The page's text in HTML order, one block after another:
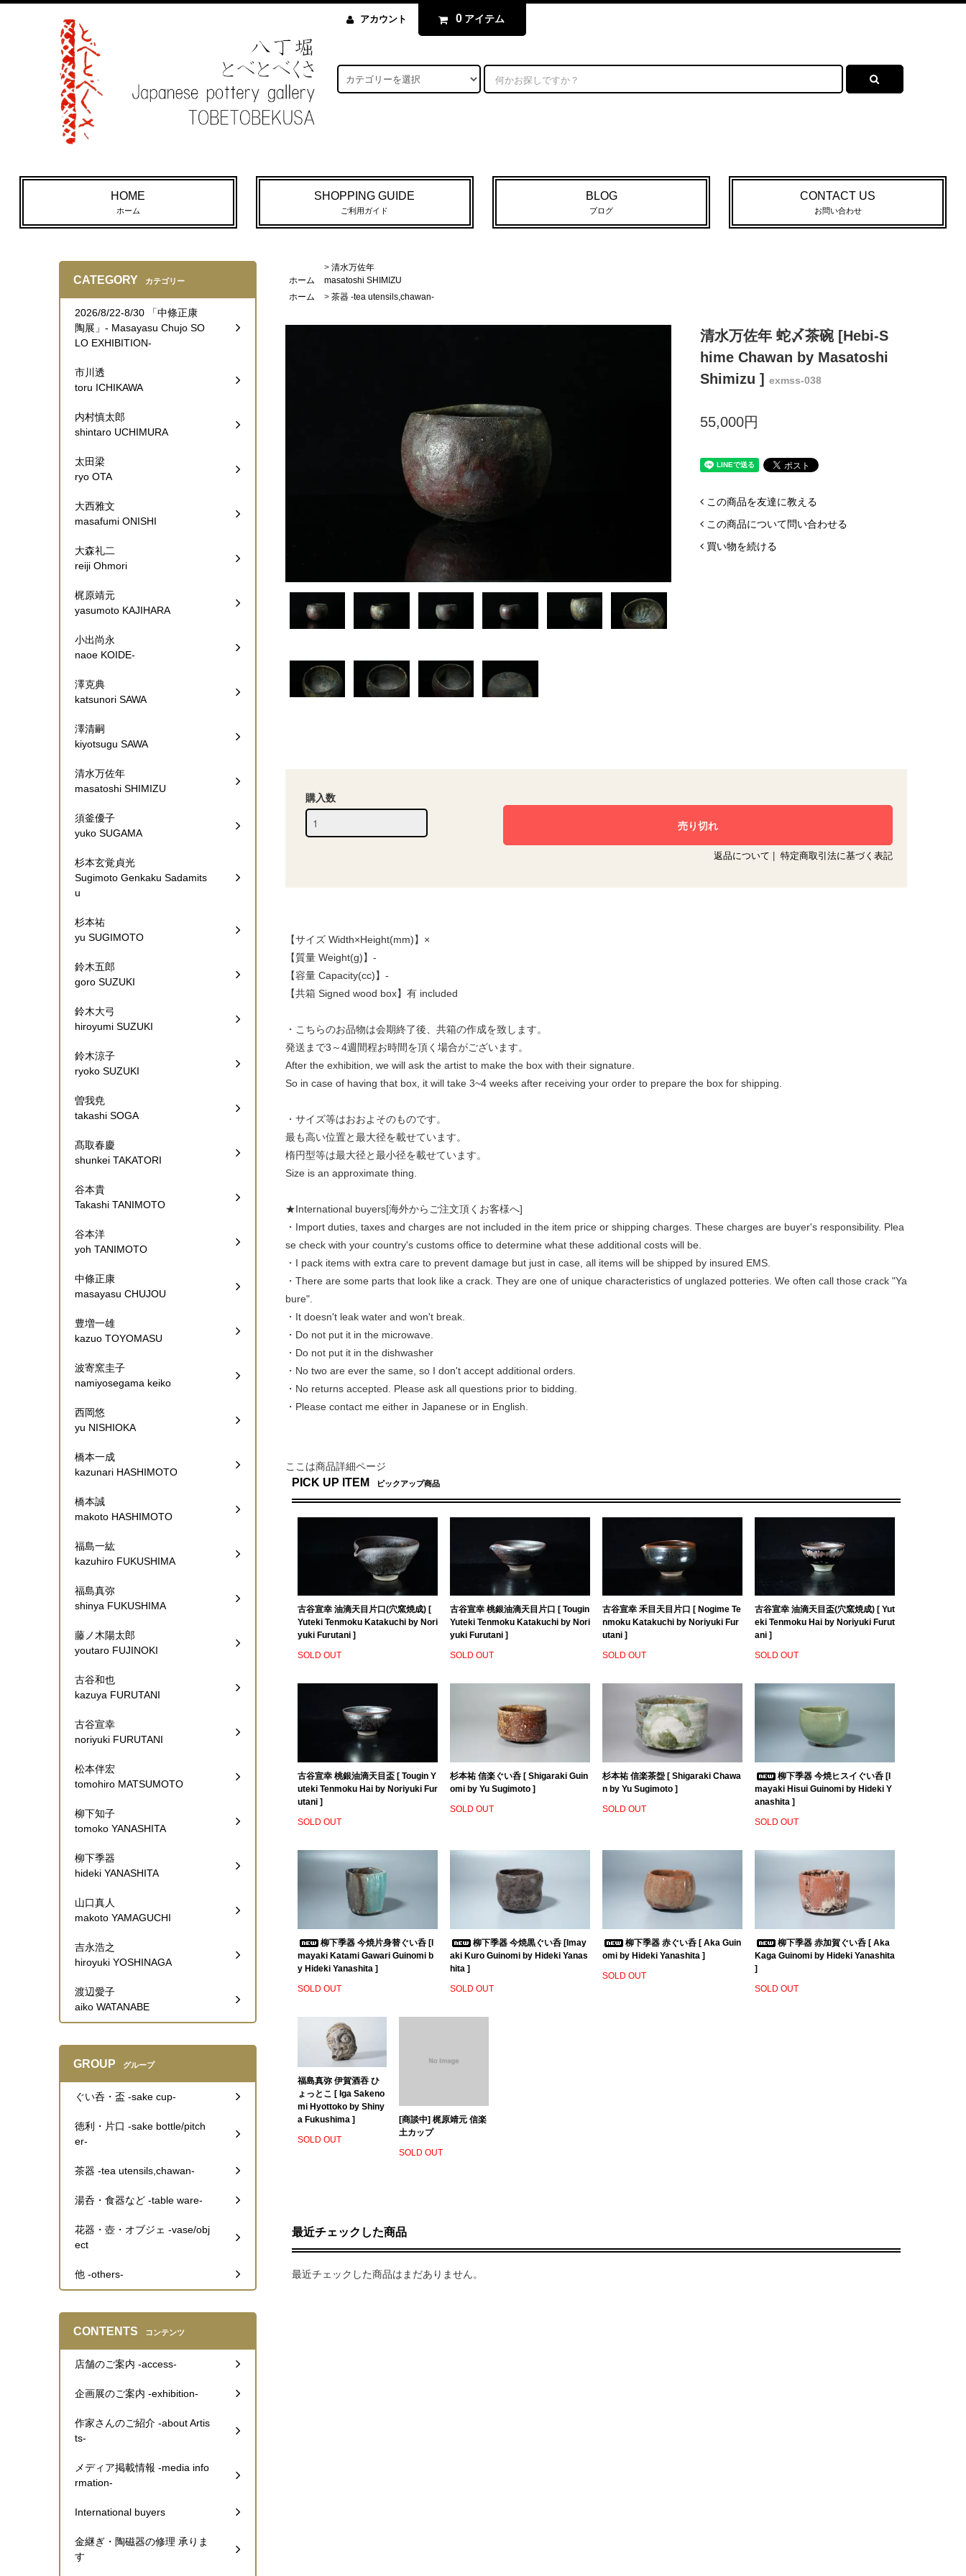
アカウント 0 アイテム
HOME
ホーム
SHOPPING GUIDE
ご利用ガイド
BLOG
ブログ
CONTACT US
お問い合わせ
ホーム
> 清水万佐年
masatoshi SHIMIZU
ホーム
> 茶器 -tea utensils,chawan-
清水万佐年 蛇〆茶碗 [Hebi-S
hime Chawan by Masatoshi
Shimizu ]
exmss-038
55,000円
この商品を友達に教える
この商品について問い合わせる
買い物を続ける
購入数
返品について | 特定商取引法に基づく表記
【サイズ Width×Height(mm)】×
【質量 Weight(g)】-
【容量 Capacity(cc)】-
【共箱 Signed wood box】有 included
・こちらのお品物は会期終了後、共箱の作成を致します。
発送まで3～4週間程お時間を頂く場合がございます。
After the exhibition, we will ask the artist to make the box with their signature.
So in case of having that box, it will take 3~4 weeks after receiving your order to prepare the box for shipping.
・サイズ等はおおよそのものです。
最も高い位置と最大径を載せています。
楕円型等は最大径と最小径を載せています。
Size is an approximate thing.
★International buyers[海外からご注文頂くお客様へ]
・Import duties, taxes and charges are not included in the item price or shipping charges. These charges are buyer's responsibility. Plea
se check with your country's customs office to determine what these additional costs will be.
・I pack items with extra care to prevent damage but just in case, all items will be shipped by insured EMS.
・There are some parts that look like a crack. They are one of unique characteristics of unglazed potteries. We often call those crack "Ya
bure".
・It doesn't leak water and won't break.
・Do not put it in the microwave.
・Do not put it in the dishwasher
・No two are ever the same, so I don't accept additional orders.
・No returns accepted. Please ask all questions prior to bidding.
・Please contact me either in Japanese or in English.
ここは商品詳細ページ
PICK UP ITEM ピックアップ商品
古谷宣幸 油滴天目片口(穴窯焼成) [
Yuteki Tenmoku Katakuchi by Nori
yuki Furutani ]
SOLD OUT
古谷宣幸 桃銀油滴天目片口 [ Tougin
Yuteki Tenmoku Katakuchi by Nori
yuki Furutani ]
SOLD OUT
古谷宣幸 禾目天目片口 [ Nogime Te
nmoku Katakuchi by Noriyuki Fur
utani ]
SOLD OUT
古谷宣幸 油滴天目盃(穴窯焼成) [ Yut
eki Tenmoku Hai by Noriyuki Furut
ani ]
SOLD OUT
古谷宣幸 桃銀油滴天目盃 [ Tougin Y
uteki Tenmoku Hai by Noriyuki Fur
utani ]
SOLD OUT
杉本祐 信楽ぐい呑 [ Shigaraki Guin
omi by Yu Sugimoto ]
SOLD OUT
杉本祐 信楽茶盌 [ Shigaraki Chawa
n by Yu Sugimoto ]
SOLD OUT
柳下季器 今焼ヒスイぐい呑 [I
mayaki Hisui Guinomi by Hideki Y
anashita ]
SOLD OUT
柳下季器 今焼片身替ぐい呑 [I
mayaki Katami Gawari Guinomi b
y Hideki Yanashita ]
SOLD OUT
柳下季器 今焼黒ぐい呑 [Imay
aki Kuro Guinomi by Hideki Yanas
hita ]
SOLD OUT
柳下季器 赤ぐい呑 [ Aka Guin
omi by Hideki Yanashita ]
SOLD OUT
柳下季器 赤加賀ぐい呑 [ Aka
Kaga Guinomi by Hideki Yanashita
]
SOLD OUT
福島真弥 伊賀酒吞 ひ
ょっとこ [ Iga Sakeno
mi Hyottoko by Shiny
a Fukushima ]
SOLD OUT
[商談中] 梶原靖元 信楽
土カップ
SOLD OUT
最近チェックした商品
最近チェックした商品はまだありません。
CATEGORY カテゴリー
2026/8/22-8/30 「中條正康
陶展」- Masayasu Chujo SO
LO EXHIBITION-
市川透
toru ICHIKAWA
内村慎太郎
shintaro UCHIMURA
太田梁
ryo OTA
大西雅文
masafumi ONISHI
大森礼二
reiji Ohmori
梶原靖元
yasumoto KAJIHARA
小出尚永
naoe KOIDE-
澤克典
katsunori SAWA
澤清嗣
kiyotsugu SAWA
清水万佐年
masatoshi SHIMIZU
須釜優子
yuko SUGAMA
杉本玄覚貞光
Sugimoto Genkaku Sadamits
u
杉本祐
yu SUGIMOTO
鈴木五郎
goro SUZUKI
鈴木大弓
hiroyumi SUZUKI
鈴木涼子
ryoko SUZUKI
曽我尭
takashi SOGA
髙取春慶
shunkei TAKATORI
谷本貴
Takashi TANIMOTO
谷本洋
yoh TANIMOTO
中條正康
masayasu CHUJOU
豊増一雄
kazuo TOYOMASU
波寄窯圭子
namiyosegama keiko
西岡悠
yu NISHIOKA
橋本一成
kazunari HASHIMOTO
橋本誠
makoto HASHIMOTO
福島一紘
kazuhiro FUKUSHIMA
福島真弥
shinya FUKUSHIMA
藤ノ木陽太郎
youtaro FUJINOKI
古谷和也
kazuya FURUTANI
古谷宣幸
noriyuki FURUTANI
松本伴宏
tomohiro MATSUMOTO
柳下知子
tomoko YANASHITA
柳下季器
hideki YANASHITA
山口真人
makoto YAMAGUCHI
吉永浩之
hiroyuki YOSHINAGA
渡辺愛子
aiko WATANABE
GROUP グループ
ぐい呑・盃 -sake cup-
徳利・片口 -sake bottle/pitch
er-
茶器 -tea utensils,chawan-
湯呑・食器など -table ware-
花器・壺・オブジェ -vase/obj
ect
他 -others-
CONTENTS コンテンツ
店舗のご案内 -access-
企画展のご案内 -exhibition-
作家さんのご紹介 -about Artis
ts-
メディア掲載情報 -media info
rmation-
International buyers
金継ぎ・陶磁器の修理 承りま
す